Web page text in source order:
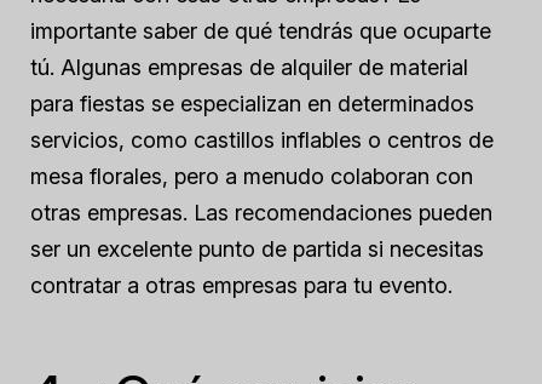
importante saber de qué tendrás que ocuparte
tú. Algunas empresas de alquiler de material
para fiestas se especializan en determinados
servicios, como castillos inflables o centros de
mesa florales, pero a menudo colaboran con
otras empresas. Las recomendaciones pueden
ser un excelente punto de partida si necesitas
contratar a otras empresas para tu evento.